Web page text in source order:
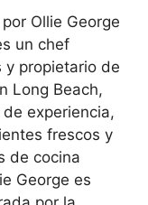
Ollie George
un chef
y propietario de
Long Beach,
experiencia,
frescos y
de cocina
George es